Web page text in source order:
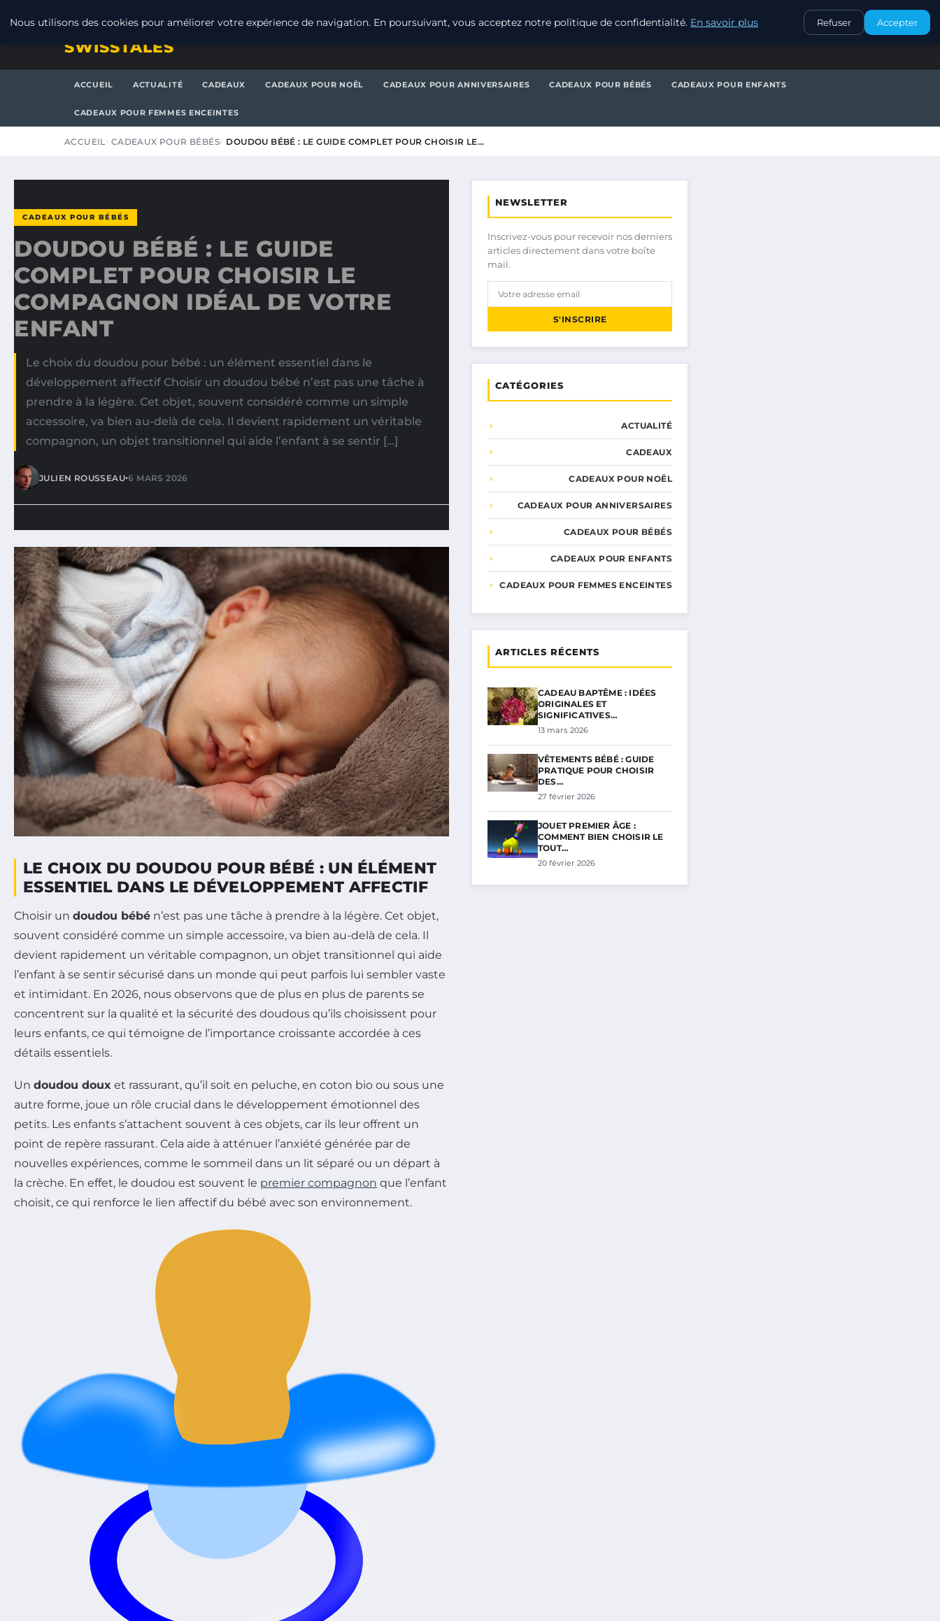
CONTACT
SWISSTALES
ACCUEIL ACTUALITÉ CADEAUX CADEAUX POUR NOËL CADEAUX POUR ANNIVERSAIRES CADEAUX POUR BÉBÉS CADEAUX POUR ENFANTS
CADEAUX POUR FEMMES ENCEINTES
ACCUEIL CADEAUX POUR BÉBÉS DOUDOU BÉBÉ : LE GUIDE COMPLET POUR CHOISIR LE…
CADEAUX POUR BÉBÉS
DOUDOU BÉBÉ : LE GUIDE
COMPLET POUR CHOISIR LE
COMPAGNON IDÉAL DE VOTRE
ENFANT
Le choix du doudou pour bébé : un élément essentiel dans le
développement affectif Choisir un doudou bébé n’est pas une tâche à
prendre à la légère. Cet objet, souvent considéré comme un simple
accessoire, va bien au-delà de cela. Il devient rapidement un véritable
compagnon, un objet transitionnel qui aide l’enfant à se sentir […]
JULIEN ROUSSEAU•6 MARS 2026
LE CHOIX DU DOUDOU POUR BÉBÉ : UN ÉLÉMENT
ESSENTIEL DANS LE DÉVELOPPEMENT AFFECTIF
Choisir un doudou bébé n’est pas une tâche à prendre à la légère. Cet objet,
souvent considéré comme un simple accessoire, va bien au-delà de cela. Il
devient rapidement un véritable compagnon, un objet transitionnel qui aide
l’enfant à se sentir sécurisé dans un monde qui peut parfois lui sembler vaste
et intimidant. En 2026, nous observons que de plus en plus de parents se
concentrent sur la qualité et la sécurité des doudous qu’ils choisissent pour
leurs enfants, ce qui témoigne de l’importance croissante accordée à ces
détails essentiels.
Un doudou doux et rassurant, qu’il soit en peluche, en coton bio ou sous une
autre forme, joue un rôle crucial dans le développement émotionnel des
petits. Les enfants s’attachent souvent à ces objets, car ils leur offrent un
point de repère rassurant. Cela aide à atténuer l’anxiété générée par de
nouvelles expériences, comme le sommeil dans un lit séparé ou un départ à
la crèche. En effet, le doudou est souvent le premier compagnon que l’enfant
choisit, ce qui renforce le lien affectif du bébé avec son environnement.
NEWSLETTER
Inscrivez-vous pour recevoir nos derniers
articles directement dans votre boîte
mail.
S'INSCRIRE
CATÉGORIES
ACTUALITÉ
CADEAUX
CADEAUX POUR NOËL
CADEAUX POUR ANNIVERSAIRES
CADEAUX POUR BÉBÉS
CADEAUX POUR ENFANTS
CADEAUX POUR FEMMES ENCEINTES
ARTICLES RÉCENTS
CADEAU BAPTÊME : IDÉES
ORIGINALES ET
SIGNIFICATIVES…
13 mars 2026
VÊTEMENTS BÉBÉ : GUIDE
PRATIQUE POUR CHOISIR
DES…
27 février 2026
JOUET PREMIER ÂGE :
COMMENT BIEN CHOISIR LE
TOUT…
20 février 2026
Nous utilisons des cookies pour améliorer votre expérience de navigation. En poursuivant, vous acceptez notre politique de confidentialité. En savoir plus Refuser Accepter